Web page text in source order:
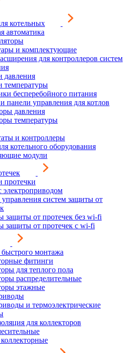
котельных
автоматика
и комплектующие
для контроллеров систем
давления
температуры
бесперебойного питания
панели управления для котлов
давления
температуры
и контроллеры
котельного оборудования
модули
протечки
электроприводом
систем защиты от
защиты от протечек без wi-fi
защиты от протечек с wi-fi
монтажа
фитинги
для теплого пола
распределительные
этажные
и термоэлектрические
для коллекторов